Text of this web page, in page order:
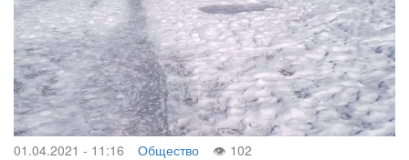
01.04.2021 - 11:16 Общество
102